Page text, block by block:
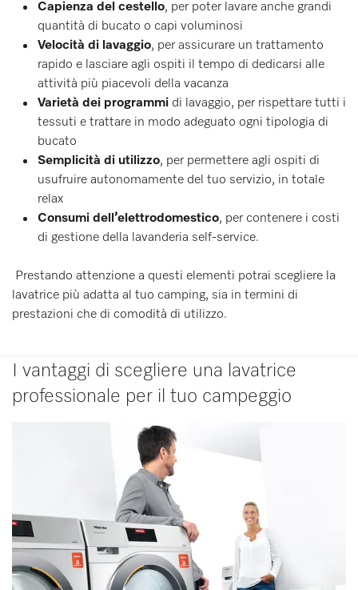
Capienza del cestello, per poter lavare anche grandi
quantità di bucato o capi voluminosi
Velocità di lavaggio, per assicurare un trattamento
rapido e lasciare agli ospiti il tempo di dedicarsi alle
attività più piacevoli della vacanza
Varietà dei programmi di lavaggio, per rispettare tutti i
tessuti e trattare in modo adeguato ogni tipologia di
bucato
Semplicità di utilizzo, per permettere agli ospiti di
usufruire autonomamente del tuo servizio, in totale
relax
Consumi dell’elettrodomestico, per contenere i costi
di gestione della lavanderia self-service.
Prestando attenzione a questi elementi potrai scegliere la
lavatrice più adatta al tuo camping, sia in termini di
prestazioni che di comodità di utilizzo.
I vantaggi di scegliere una lavatrice
professionale per il tuo campeggio